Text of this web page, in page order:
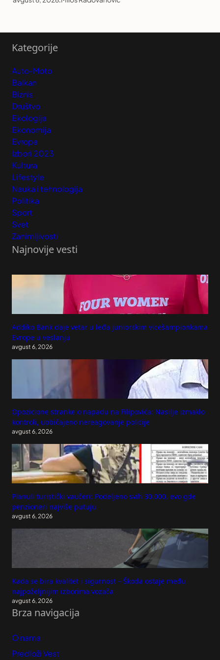
Kategorije
Auto-Moto
Balkan
Biznis
Društvo
Ekologija
Ekonomija
Evropa
Izbori 2023
Kultura
Lifestyle
Nauka i tehnologija
Politika
Sport
Svet
Zanimljivosti
Najnovije vesti
Addiko Bank daje vetar u leđa juniorskim vicešampionkama
Evrope u veslanju
avgust 6, 2026
Opozicione stranke o napadu na Filipovića: Nasilje izmaklo
kontroli, uobičajeno nereagovanje policije
avgust 6, 2026
Planuli turistički vaučeri: Podeljeno svih 30.000, evo gde
penzioneri najviše putuju
avgust 6, 2026
Kada se bira kvalitet i sigurnost – Škoda ostaje među
najpoželjnijim izborima vozača
avgust 6, 2026
Brza navigacija
O nama
Predloži Vest